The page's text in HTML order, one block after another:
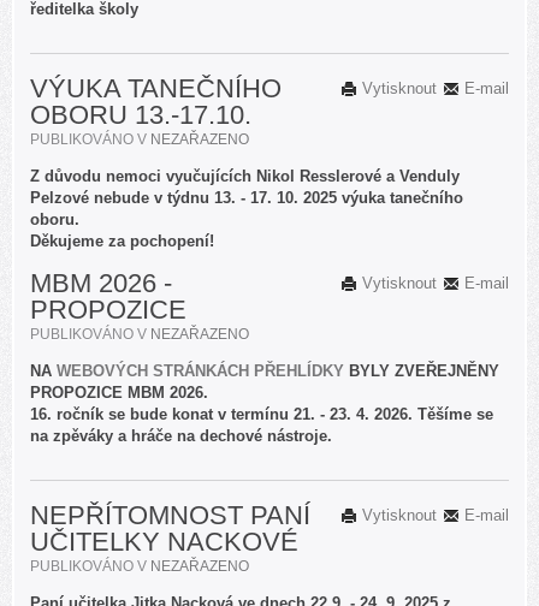
ředitelka školy
E-mail
Vytisknout
VÝUKA TANEČNÍHO
OBORU 13.-17.10.
PUBLIKOVÁNO V NEZAŘAZENO
Z důvodu nemoci vyučujících Nikol Resslerové a Venduly
Pelzové nebude v týdnu 13. - 17. 10. 2025 výuka tanečního
oboru.
Děkujeme za pochopení!
E-mail
Vytisknout
MBM 2026 -
PROPOZICE
PUBLIKOVÁNO V NEZAŘAZENO
NA WEBOVÝCH STRÁNKÁCH PŘEHLÍDKY BYLY ZVEŘEJNĚNY
PROPOZICE MBM 2026.
16. ročník se bude konat v termínu 21. - 23. 4. 2026. Těšíme se
na zpěváky a hráče na dechové nástroje.
E-mail
Vytisknout
NEPŘÍTOMNOST PANÍ
UČITELKY NACKOVÉ
PUBLIKOVÁNO V NEZAŘAZENO
Paní učitelka Jitka Nacková ve dnech 22.9. - 24. 9. 2025 z